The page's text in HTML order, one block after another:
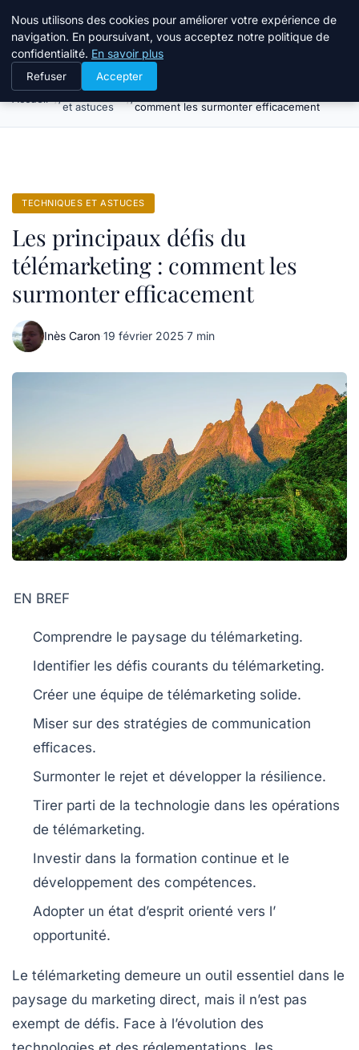
Bible Telemarketing
Techniques
et astuces
Les principaux défis du télémarketing :
comment les surmonter efficacement
TECHNIQUES ET ASTUCES
Les principaux défis du
télémarketing : comment les
surmonter efficacement
Inès Caron·19 février 2025·7 min
EN BREF
Comprendre le paysage du télémarketing.
Identifier les défis courants du télémarketing.
Créer une équipe de télémarketing solide.
Miser sur des stratégies de communication
efficaces.
Surmonter le rejet et développer la résilience.
Tirer parti de la technologie dans les opérations
de télémarketing.
Investir dans la formation continue et le
développement des compétences.
Adopter un état d’esprit orienté vers l’
opportunité.
Le télémarketing demeure un outil essentiel dans le
paysage du marketing direct, mais il n’est pas
exempt de défis. Face à l’évolution des
Nous utilisons des cookies pour améliorer votre expérience de
navigation. En poursuivant, vous acceptez notre politique de
confidentialité. En savoir plus
Refuser Accepter